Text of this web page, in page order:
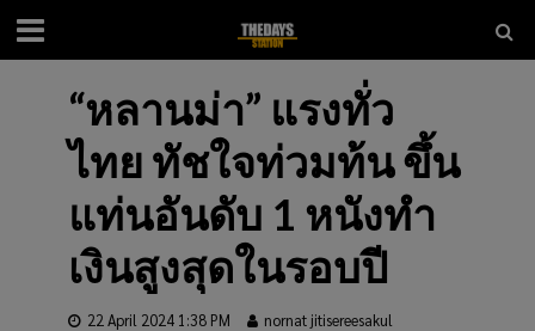
“หลานม่า” แรงทั่ว
ไทย ทัชใจท่วมท้น ขึ้น
แท่นอันดับ 1 หนังทำ
เงินสูงสุดในรอบปี​
22 April 2024 1:38 PM nornat jitisereesakul